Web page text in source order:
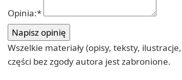
Opinia:*
Wszelkie materiały (opisy, teksty,
części bez zgody autora jest zabronione.